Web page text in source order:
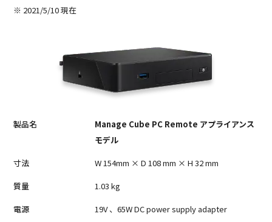
※ 2021/5/10 現在
製品名
Manage Cube PC Remote アプライアンス
モデル
寸法
W 154mm × D 108 mm × H 32 mm
質量
1.03 kg
電源
19V 、65W DC power supply adapter